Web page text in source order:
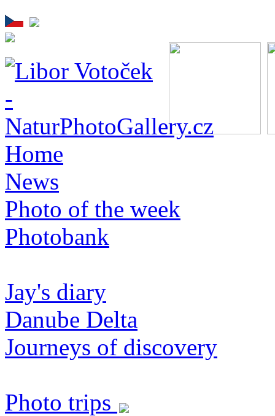
Home
News
Photo of the week
Photobank
Jay's diary
Danube Delta
Journeys of discovery
Photo trips